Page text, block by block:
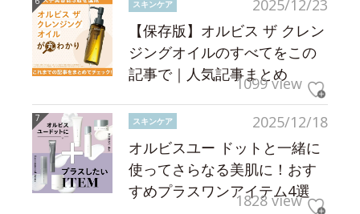
2025/12/23
スキンケア
【保存版】オルビス ザ クレン
ジングオイルのすべてをこの
記事で｜人気記事まとめ
1099 view
2025/12/18
スキンケア
オルビスユー ドットと一緒に
使ってさらなる美肌に！おす
すめプラスワンアイテム4選
1828 view